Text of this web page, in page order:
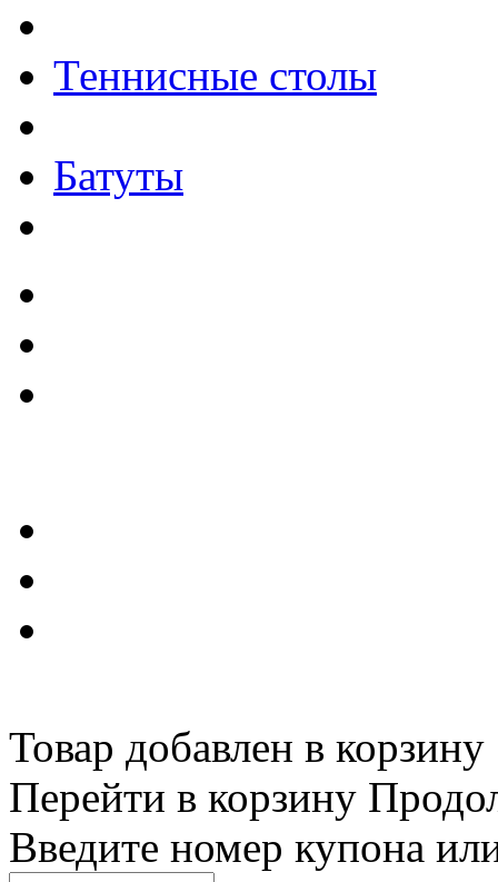
Теннисные столы
Батуты
Товар добавлен в корзину
Перейти в корзину
Введите номер купона